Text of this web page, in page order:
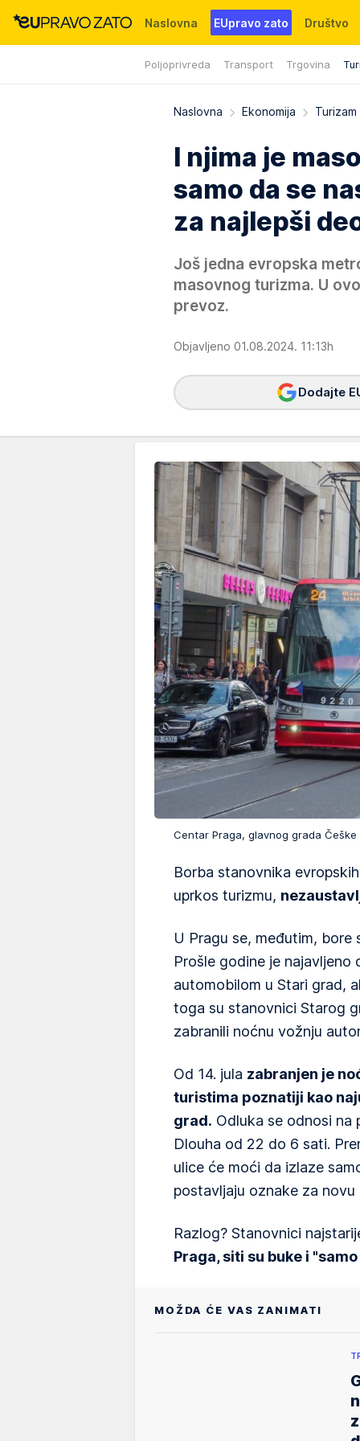
Naslovna EUpravo zato Društvo
Poljoprivreda Transport Trgovina
Događaji News WMG fondacija
Naslovna Ekonomija Turizam
I njima je
samo da se
za najlepši
Još jedna evropska
masovnog turizma. U
prevoz.
Objavljeno 01.08.2024. 11:13h
Dodajte
Centar Praga, glavnog grada
Borba stanovnika
uprkos turizmu,
U Pragu se, međutim,
Prošle godine je
automobilom u Stari grad,
toga su stanovnici Starog
zabranili noćnu vožnju
Od 14. jula zabranjen je
turistima poznatiji kao
grad. Odluka se odnosi na
Dlouha od 22 do 6 sati.
ulice će moći da izlaze
postavljaju oznake za novu
Razlog? Stanovnici
Praga, siti su buke i
MOŽDA ĆE VAS ZANIMATI